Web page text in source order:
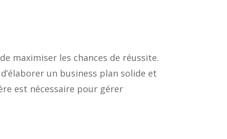
maximiser les chances de réussite.
un business plan solide et
est nécessaire pour gérer